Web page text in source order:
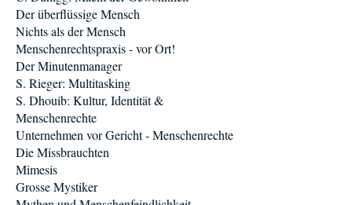
Der überflüssige Mensch
Nichts als der Mensch
Menschenrechtspraxis - vor Ort!
Der Minutenmanager
S. Rieger: Multitasking
S. Dhouib: Kultur, Identität &
Menschenrechte
Unternehmen vor Gericht - Menschenrechte
Die Missbrauchten
Mimesis
Grosse Mystiker